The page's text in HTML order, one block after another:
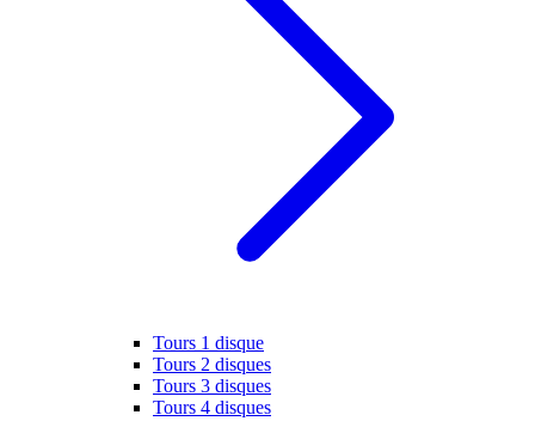
Tours 1 disque
Tours 2 disques
Tours 3 disques
Tours 4 disques